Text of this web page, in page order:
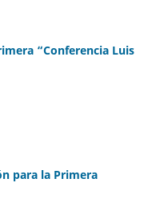
“Conferencia Luis
para la Primera